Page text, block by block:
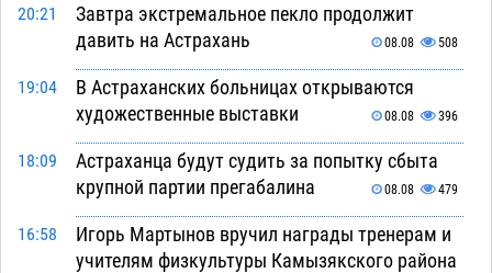
20:21
Завтра экстремальное пекло продолжит
давить на Астрахань
08.08 508
19:04
В Астраханских больницах открываются
художественные выставки
08.08 396
18:09
Астраханца будут судить за попытку сбыта
крупной партии прегабалина
08.08 479
16:58
Игорь Мартынов вручил награды тренерам и
учителям физкультуры Камызякского района